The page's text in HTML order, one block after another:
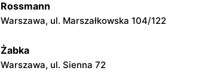
Łódź, ul. Jana Karskiego 5
Rossmann
Warszawa, ul. Marszałkowska 104/122
Żabka
Warszawa, ul. Sienna 72